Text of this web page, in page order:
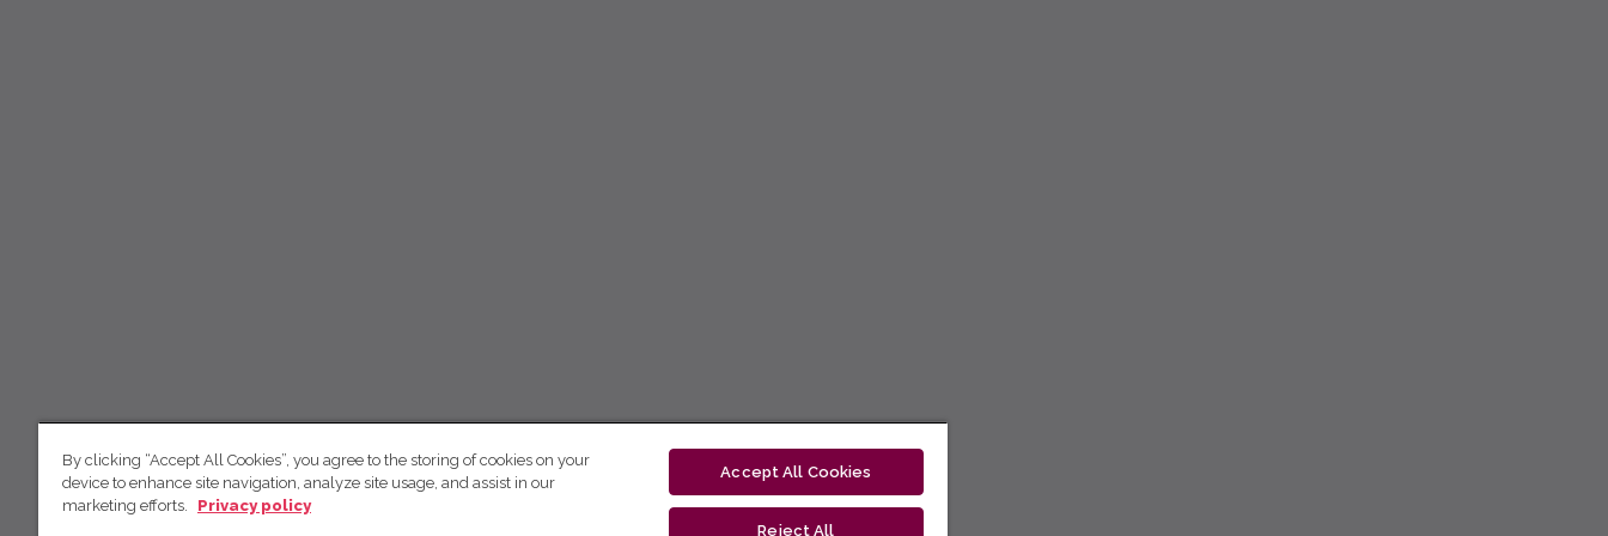
By clicking “Accept All Cookies”, you agree to the storing of cookies on your
device to enhance site navigation, analyze site usage, and assist in our
marketing efforts.
Privacy policy
Accept All Cookies
Reject All